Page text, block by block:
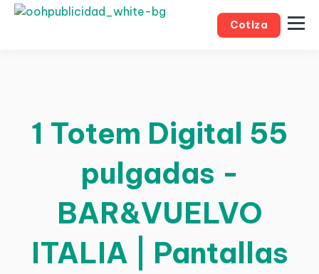
Cotiza
1 Totem Digital 55
pulgadas -
BAR&VUELVO
ITALIA | Pantallas